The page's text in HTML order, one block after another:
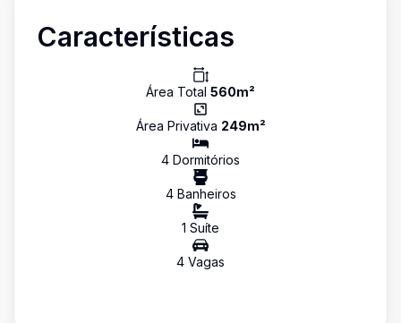
Características
Área Total 560m²
Área Privativa 249m²
4 Dormitórios
4Banheiros
1 Suíte
4 Vagas